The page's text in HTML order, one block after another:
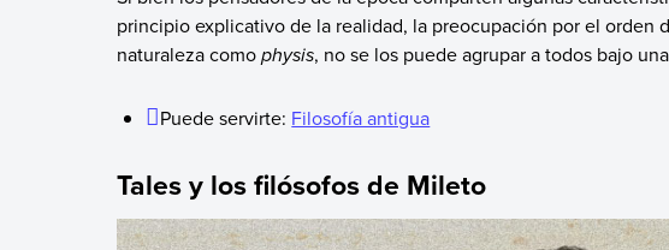
principio explicativo de la realidad, la preocupación por el orden
naturaleza comophysis, no se los puede agrupar a todos bajo
Puede servirte: Filosofía antigua
Tales y los filósofos de Mileto